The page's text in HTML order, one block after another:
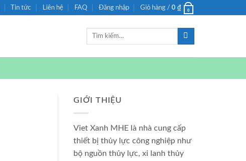
Tin tức Liên hệ FAQ Đăng nhập Giỏ hàng / 0 ₫ 0
Tìm
GIỚI THIỆU
Viet Xanh MHE là nhà cung cấp
thiết bị thủy lực công nghiệp như
bộ nguồn thủy lực, xi lanh thủy